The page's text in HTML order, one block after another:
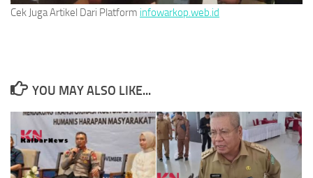
Cek Juga Artikel Dari Platform infowarkop.web.id
YOU MAY ALSO LIKE...